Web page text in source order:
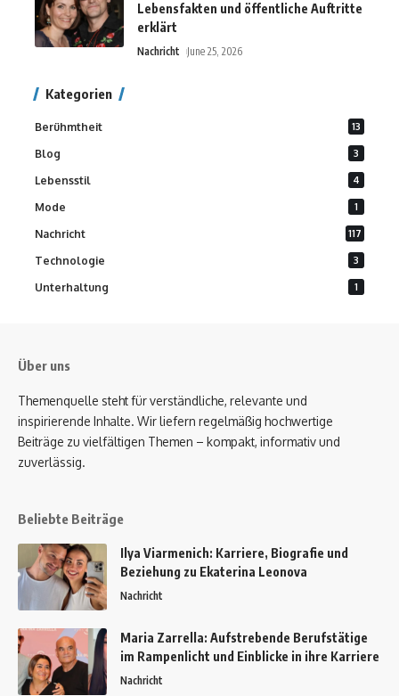
Lebensfakten und öffentliche Auftritte
erklärt
Nachricht June 25, 2026
Kategorien
Berühmtheit 13
Blog 3
Lebensstil 4
Mode 1
Nachricht 117
Technologie 3
Unterhaltung 1
Über uns
Themenquelle steht für verständliche, relevante und
inspirierende Inhalte. Wir liefern regelmäßig hochwertige
Beiträge zu vielfältigen Themen – kompakt, informativ und
zuverlässig.
Beliebte Beiträge
Ilya Viarmenich: Karriere, Biografie und
Beziehung zu Ekaterina Leonova
Nachricht
Maria Zarrella: Aufstrebende Berufstätige
im Rampenlicht und Einblicke in ihre Karriere
Nachricht